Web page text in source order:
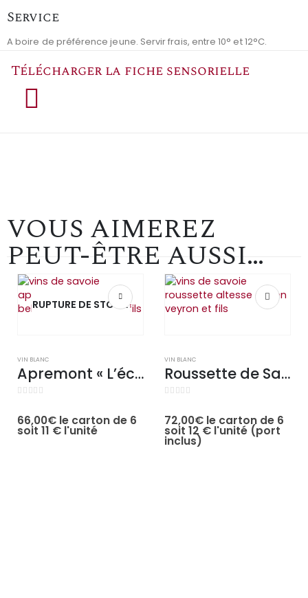
Service
A boire de préférence jeune. Servir frais, entre 10° et 12°C.
Télécharger la fiche sensorielle
VOUS AIMEREZ
PEUT-ÊTRE AUSSI…
RUPTURE DE STOCK
VIN BLANC
Apremont « L’échappée-Belle »
0sur 5
66,00€ le carton de 6
soit 11 € l'unité
VIN BLANC
Roussette de Savoie
5.00sur 5
72,00€ le carton de 6
soit 12 € l'unité (port
inclus)